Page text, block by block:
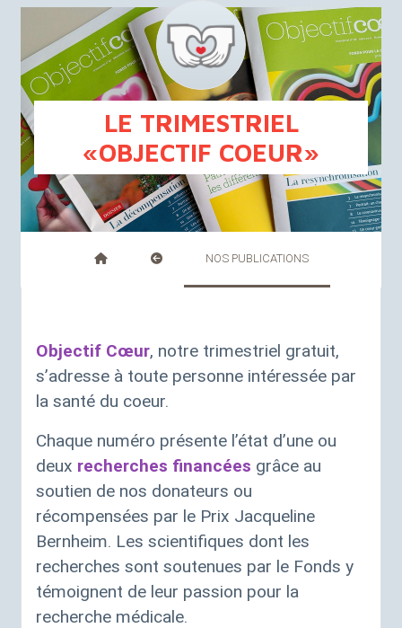
FR NL
LE TRIMESTRIEL
«OBJECTIF COEUR»
NOS PUBLICATIONS
Objectif Cœur, notre trimestriel gratuit,
s’adresse à toute personne intéressée par
la santé du coeur.
Chaque numéro présente l’état d’une ou
deux recherches financées grâce au
soutien de nos donateurs ou
récompensées par le Prix Jacqueline
Bernheim. Les scientifiques dont les
recherches sont soutenues par le Fonds y
témoignent de leur passion pour la
recherche médicale.